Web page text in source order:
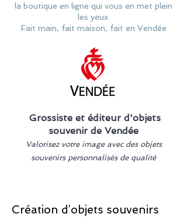
la boutique en ligne qui vous en met plein
les yeux.
Fait main, fait maison, fait en Vendée
Grossiste et éditeur d'objets
souvenir de Vendée
Valorisez votre image avec des objets
souvenirs personnalisés de qualité
Création d’objets souvenirs